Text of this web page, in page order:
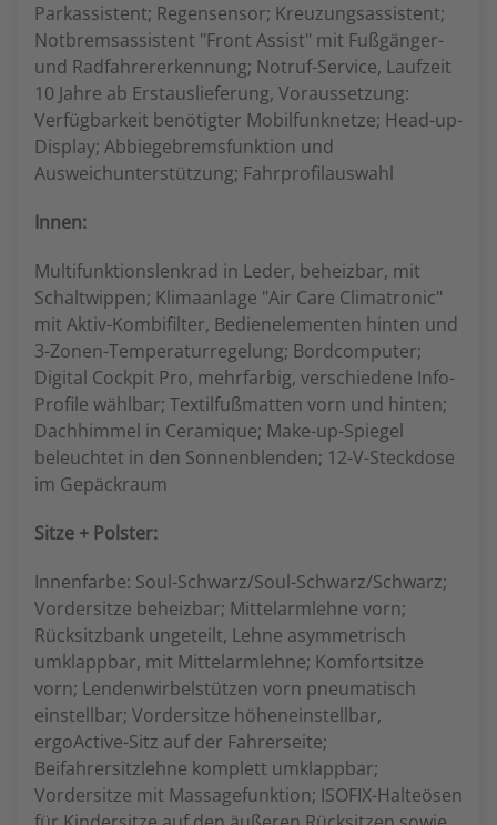
Parkassistent; Regensensor; Kreuzungsassistent;
Notbremsassistent "Front Assist" mit Fußgänger-
und Radfahrererkennung; Notruf-Service, Laufzeit
10 Jahre ab Erstauslieferung, Voraussetzung:
Verfügbarkeit benötigter Mobilfunknetze; Head-up-
Display; Abbiegebremsfunktion und
Ausweichunterstützung; Fahrprofilauswahl
Innen:
Multifunktionslenkrad in Leder, beheizbar, mit
Schaltwippen; Klimaanlage "Air Care Climatronic"
mit Aktiv-Kombifilter, Bedienelementen hinten und
3-Zonen-Temperaturregelung; Bordcomputer;
Digital Cockpit Pro, mehrfarbig, verschiedene Info-
Profile wählbar; Textilfußmatten vorn und hinten;
Dachhimmel in Ceramique; Make-up-Spiegel
beleuchtet in den Sonnenblenden; 12-V-Steckdose
im Gepäckraum
Sitze + Polster:
Innenfarbe: Soul-Schwarz/Soul-Schwarz/Schwarz;
Vordersitze beheizbar; Mittelarmlehne vorn;
Rücksitzbank ungeteilt, Lehne asymmetrisch
umklappbar, mit Mittelarmlehne; Komfortsitze
vorn; Lendenwirbelstützen vorn pneumatisch
einstellbar; Vordersitze höheneinstellbar,
ergoActive-Sitz auf der Fahrerseite;
Beifahrersitzlehne komplett umklappbar;
Vordersitze mit Massagefunktion; ISOFIX-Halteösen